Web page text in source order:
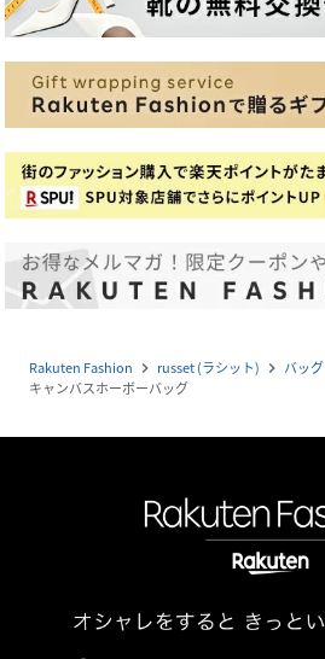
Rakuten Fashion navigate_next russet (ラシット) navigate_next バッグ
キャンバスホーボーバッグ